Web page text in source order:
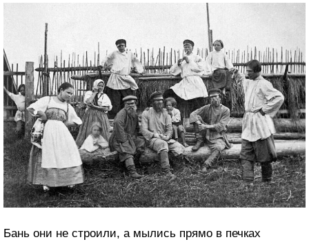
Бань они не строили, а мылись прямо в печках